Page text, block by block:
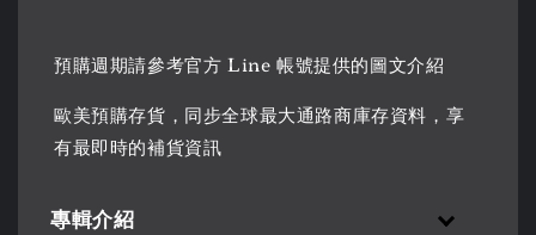
預購週期請參考官方 Line 帳號提供的圖文介紹
歐美預購存貨，同步全球最大通路商庫存資料，享
有最即時的補貨資訊
專輯介紹